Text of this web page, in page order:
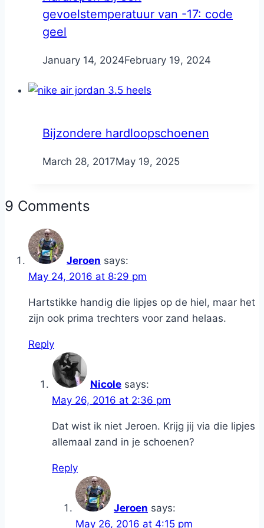
gevoelstemperatuur van -17: code
geel
ByNicole
January 14, 2024February 19, 2024
Bijzondere hardloopschoenen
ByNicole
March 28, 2017May 19, 2025
9 Comments
Jeroen says:
May 24, 2016 at 8:29 pm
Hartstikke handig die lipjes op de hiel, maar het
zijn ook prima trechters voor zand helaas.
Reply
Nicole says:
May 26, 2016 at 2:36 pm
Dat wist ik niet Jeroen. Krijg jij via die lipjes
allemaal zand in je schoenen?
Reply
Jeroen says:
May 26, 2016 at 4:15 pm